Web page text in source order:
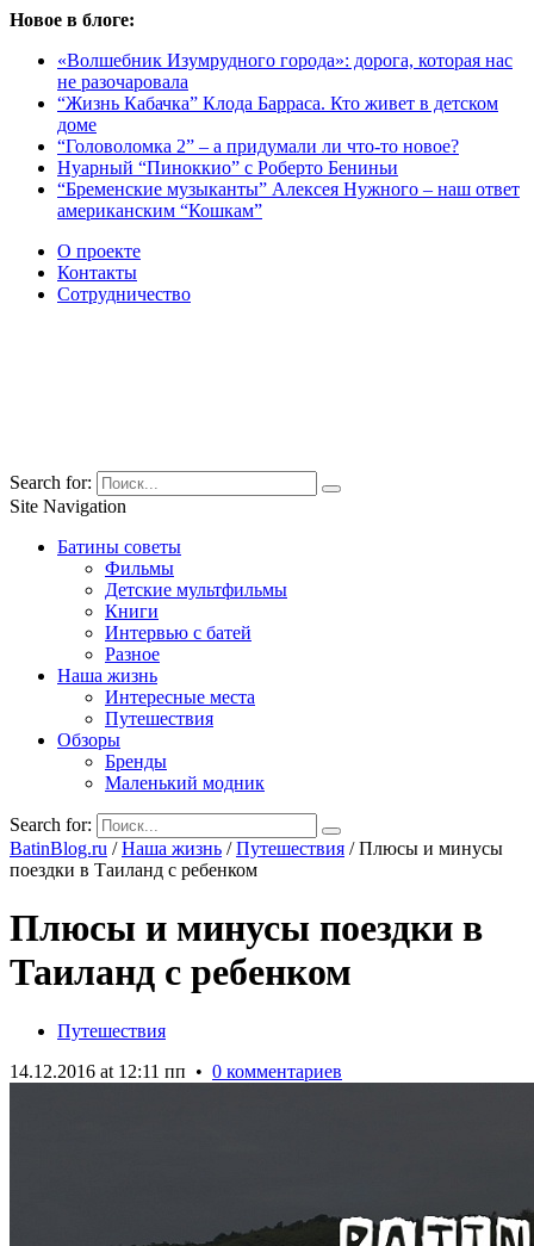
Новое в блоге:
«Волшебник Изумрудного города»: дорога, которая нас
не разочаровала
“Жизнь Кабачка” Клода Барраса. Кто живет в детском
доме
“Головоломка 2” – а придумали ли что-то новое?
Нуарный “Пиноккио” с Роберто Бениньи
“Бременские музыканты” Алексея Нужного – наш ответ
американским “Кошкам”
О проекте
Контакты
Сотрудничество
Search for:
Site Navigation
Батины советы
Фильмы
Детские мультфильмы
Книги
Интервью с батей
Разное
Наша жизнь
Интересные места
Путешествия
Обзоры
Бренды
Маленький модник
Search for:
BatinBlog.ru /Наша жизнь /Путешествия /Плюсы и минусы
поездки в Таиланд с ребенком
Плюсы и минусы поездки в
Таиланд с ребенком
Путешествия
14.12.2016 at 12:11 пп • 0 комментариев